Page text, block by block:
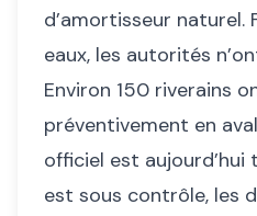
d’amortisseur naturel.
eaux, les autorités
Environ 150 riverains
préventivement en
officiel est aujourd’hui
est sous contrôle, les